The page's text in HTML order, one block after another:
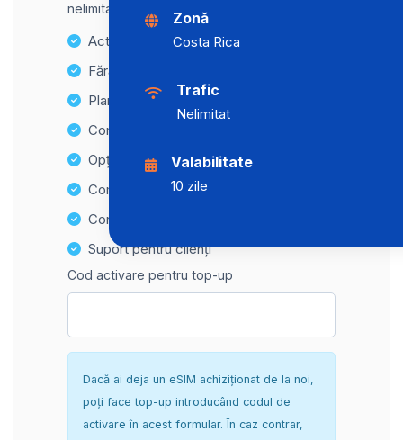
nelimitat la o viteză de 512 Kbps .
Activare instantanee
Fără taxe ascunse
Planuri de date nelimitate
Compatibilitate cu multiple dispozitive
Opțiuni de reîncărcare ușoară
Compatibilitate Hotspot
Configurare sigură și fără complicații
Suport pentru clienți
Cod activare pentru top-up
Dacă ai deja un eSIM achiziționat de la noi,
poți face top-up introducând codul de
activare în acest formular. În caz contrar,
Zonă
Costa Rica
Trafic
Nelimitat
Valabilitate
10 zile